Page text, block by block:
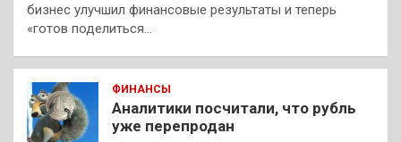
бизнес улучшил финансовые результаты и теперь
«готов поделиться…
ФИНАНСЫ
Аналитики посчитали, что рубль
уже перепродан